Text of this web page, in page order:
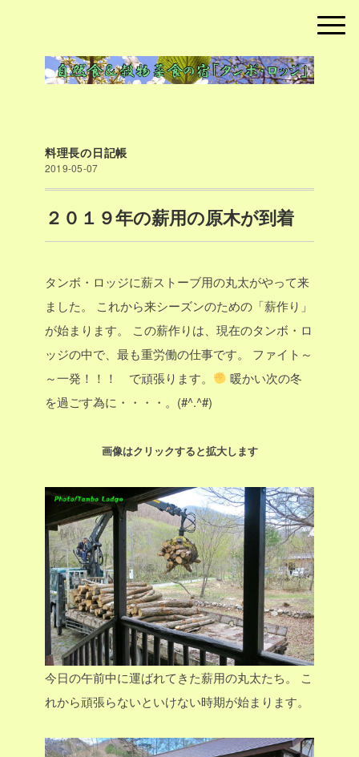
料理長の日記帳
2019-05-07
２０１９年の薪用の原木が到着
タンボ・ロッジに薪ストーブ用の丸太がやって来
ました。
これから来シーズンのための「薪作り」
が始まります。
この薪作りは、現在のタンボ・ロ
ッジの中で、最も重労働の仕事です。
ファイト～
～一発！！！ で頑張ります。
暖かい次の冬
を過ごす為に・・・・。(#^.^#)
画像はクリックすると拡大します
今日の午前中に運ばれてきた薪用の丸太たち。
こ
れから頑張らないといけない時期が始まります。